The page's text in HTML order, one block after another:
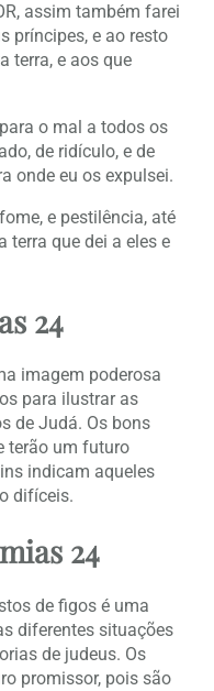
assim também farei
príncipes, e ao resto
terra, e aos que
o mal a todos os
de ridículo, e de
onde eu os expulsei.
e pestilência, até
terra que dei a eles e
24
imagem poderosa
para ilustrar as
de Judá. Os bons
terão um futuro
indicam aqueles
difíceis.
24
de figos é uma
diferentes situações
de judeus. Os
promissor, pois são